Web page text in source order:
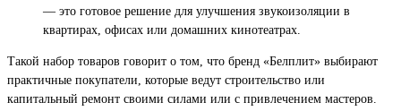
— это готовое решение для улучшения звукоизоляции в
квартирах, офисах или домашних кинотеатрах.
Такой набор товаров говорит о том, что бренд «Белплит» выбирают
практичные покупатели, которые ведут строительство или
капитальный ремонт своими силами или с привлечением мастеров.